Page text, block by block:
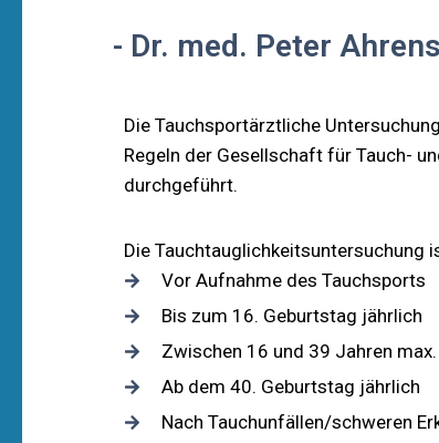
- Dr. med. Peter
Die Tauchsportärztliche
Regeln der Gesellschaft für Tauch-
durchgeführt.
Die Tauchtauglichkeitsuntersuchung
Vor Aufnahme des Tauchsports
Bis zum 16. Geburtstag jährlich
Zwischen 16 und 39 Jahren
Ab dem 40. Geburtstag jährlich
Nach Tauchunfällen/schweren